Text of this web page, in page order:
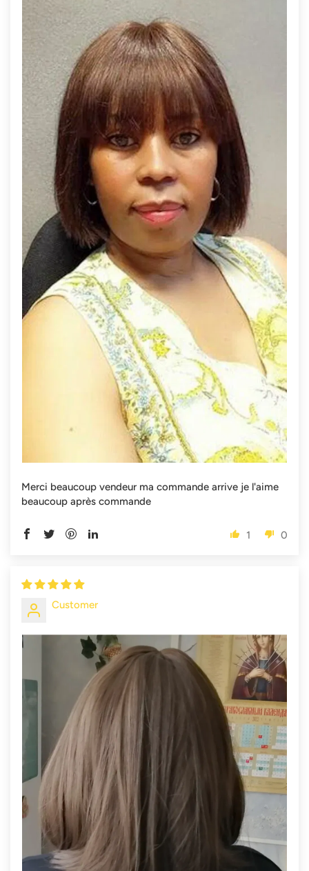
Merci beaucoup vendeur ma commande arrive je l'aime
beaucoup après commande
1 0
Customer